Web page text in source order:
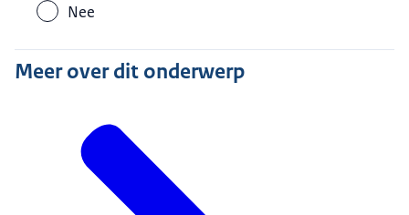
Nee
Meer over dit onderwerp